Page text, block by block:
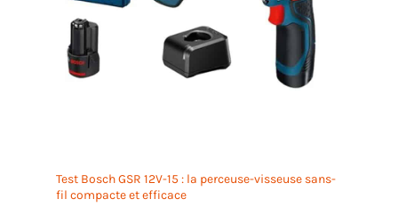
spécifiques en fonction de vos préférences et de
votre emploi du temps personnel. 【Plus de pièces
de rechange pour une meilleure durabilité】La
version kit d'entretien du GOAT O600 comprend 24
lames supplémentaires ainsi qu'un adaptateur
Test Bosch GSR 12V-15 : la perceuse-visseuse sans-
fil compacte et efficace